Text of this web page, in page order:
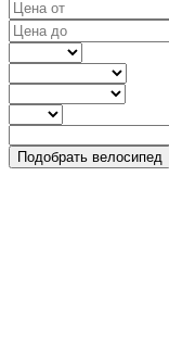
Подобрать велосипед